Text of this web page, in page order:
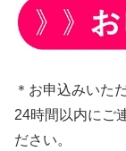
＊お申込みいた
24時間以内にご
ださい。